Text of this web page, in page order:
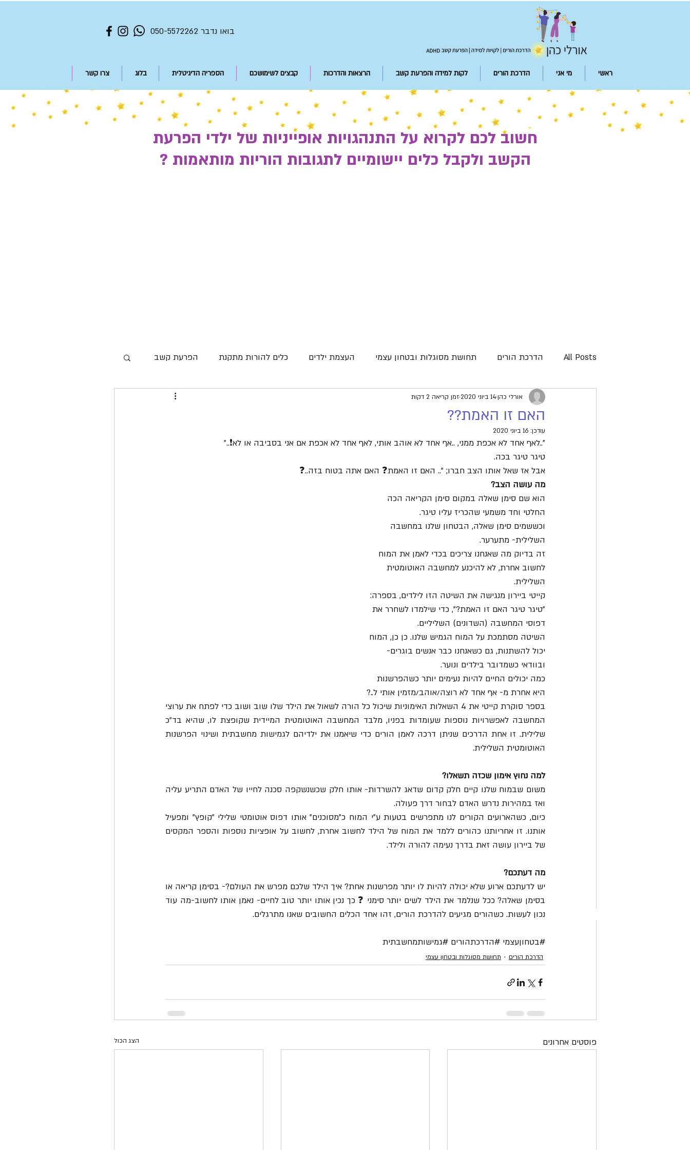
ראשי מי אני הדרכת הורים לקות למידה והפרעת קשב הרצאות והדרכות קבצים לשימושכם הספריה הדיגיטלית בלוג צרו קשר
חשוב לכם לקרוא על התנהגויות אופייניות של ילדי הפרעת
הקשב ולקבל כלים יישומיים לתגובות הוריות מותאמות ?
All Posts הדרכת הורים תחושת מסוגלות ובטחון עצמי העצמת ילדים כלים להורות מתקנת הפרעת קשב
משבר הקורונה כלים להרגעה תפקודים ניהוליים
קבלת האחר למידה סגנון למידה ADHD גמישות מחשבתית חרבות ברזל
האם זו האמת??
אורלי כהן14 ביוני 2020 זמן קריאה 2 דקות
עודכן: 16 ביוני 2020
"..לאף אחד לא אכפת ממני, ..אף אחד לא אוהב אותי, לאף אחד לא אכפת אם אני בסביבה או לא❗️..״
טיגר טיגר בכה.
אבל אז שאל אותו הצב חברו; ".. האם זו האמת❓ האם אתה בטוח בזה..❓
מה עושה הצב?
הוא שם סימן שאלה במקום סימן הקריאה הכה
החלטי וחד משמעי שהכריז עליו טיגר.
וכששמים סימן שאלה, הבטחון שלנו במחשבה
השלילית- מתערער.
זה בדיוק מה שאנחנו צריכים בכדי לאמן את המוח
לחשוב אחרת, לא להיכנע למחשבה האוטומטית
השלילית.
קייטי ביירון מנגישה את השיטה הזו לילדים, בספרה:
"טיגר טיגר האם זו האמת?", כדי שילמדו לשחרר את
דפוסי המחשבה (השדונים) השליליים.
השיטה מסתמכת על המוח הגמיש שלנו. כן כן, המוח
יכול להשתנות, גם כשאנחנו כבר אנשים בוגרים-
ובוודאי כשמדובר בילדים ונוער.
כמה יכולים החיים להיות נעימים יותר כשהפרשנות
היא אחרת מ- אף אחד לא רוצה/אוהב/מזמין אותי ל..?
האוטומטית השלילית.
למה נחוץ אימון שכזה תשאלו?
ואז במהירות נדרש האדם לבחור דרך פעולה.
של ביירון עושה זאת בדרך נעימה להורה ולילד.
מה דעתכם?
בסימן שאלה? ככל שנלמד את הילד לשים יותר סימני
נכון לעשות. כשהורים מגיעים להדרכת הורים, זהו אחד הכלים החשובים שאנו מתרגלים.
#בטחוןעצמי #הדרכתהורים #גמישותמחשבתית
הדרכת הורים תחושת מסוגלות ובטחון עצמי
פוסטים אחרונים הצג הכול